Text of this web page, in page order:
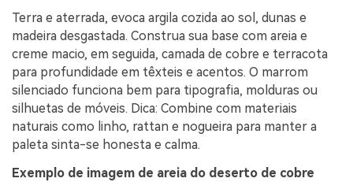
Terra e aterrada, evoca argila cozida ao sol, dunas e
madeira desgastada. Construa sua base com areia e
creme macio, em seguida, camada de cobre e terracota
para profundidade em têxteis e acentos. O marrom
silenciado funciona bem para tipografia, molduras ou
silhuetas de móveis. Dica: Combine com materiais
naturais como linho, rattan e nogueira para manter a
paleta sinta-se honesta e calma.
Exemplo de imagem de areia do deserto de cobre